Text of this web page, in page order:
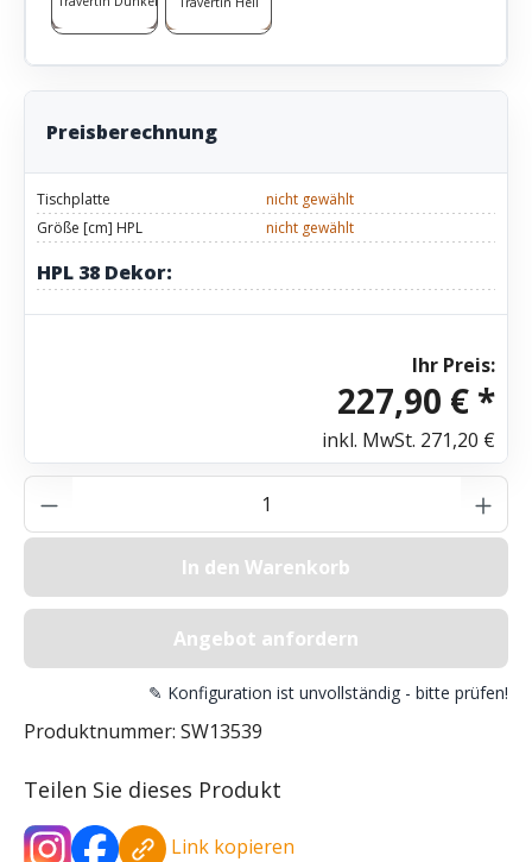
Preisberechnung
Tischplatte
nicht gewählt
Größe [cm] HPL
nicht gewählt
HPL 38 Dekor:
Ihr Preis:
227,90 € *
inkl. MwSt. 271,20 €
Produkt Anzahl: Gib den gewünschten
In den Warenkorb
Angebot anfordern
✎ Konfiguration ist unvollständig - bitte prüfen!
Produktnummer: SW13539
Teilen Sie dieses Produkt
Link kopieren